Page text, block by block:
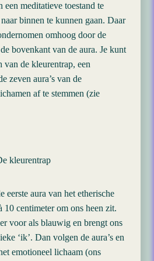
een meditatieve toestand te
binnen te kunnen gaan. Daar
omhoog door de
bovenkant van de aura. Je kunt
de kleurentrap, een
zeven aura’s van de
af te stemmen (zie
kleurentrap
eerste aura van het etherische
10 centimeter om ons heen zit.
voor als blauwig en brengt ons
‘ik’. Dan volgen de aura’s en
emotioneel lichaam (ons